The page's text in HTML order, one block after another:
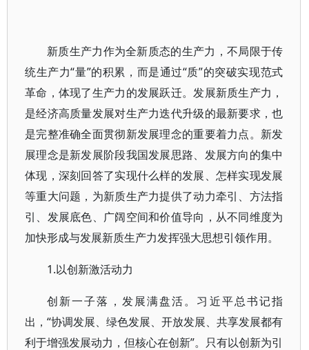
新质生产力作为全新质态的生产力，不局限于传
统生产力“量”的积累，而是通过“质”的突破实现范式
革命，体现了生产力的发展跃迁。发展新质生产力，
是经济高质量发展对生产力迭代升级的最新要求，也
是完整准确全面贯彻新发展理念的重要着力点。新发
展理念是新发展阶段我国发展思路、发展方向的集中
体现，深刻回答了实现什么样的发展、怎样实现发展
等重大问题，为新质生产力提供了动力牵引、方法指
引、发展底色、广阔空间和价值导向，从不同维度为
加快形成与发展新质生产力发挥强大思想引领作用。
1.以创新激活动力
创新一子落，发展满盘活。习近平总书记指
出，“协调发展、绿色发展、开放发展、共享发展都有
利于增强发展动力，但核心在创新”。只有以创新为引